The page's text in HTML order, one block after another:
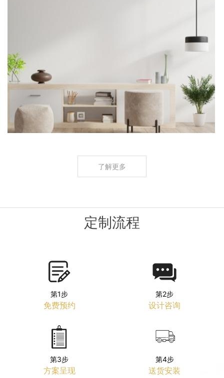
了解更多
定制流程
第1步
免费预约
第2步
设计咨询
第3步
方案呈现
第4步
送货安装